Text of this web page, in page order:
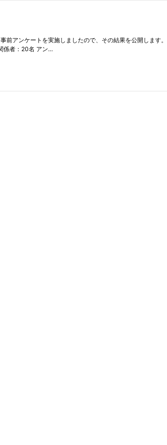
アンケートを実施しましたので、その結果を公開します
係者：20名 アン…